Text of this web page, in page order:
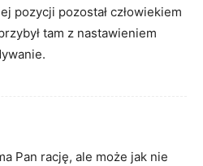
pozycji pozostał człowiekiem
tam z nastawieniem
Pan rację, ale może jak nie